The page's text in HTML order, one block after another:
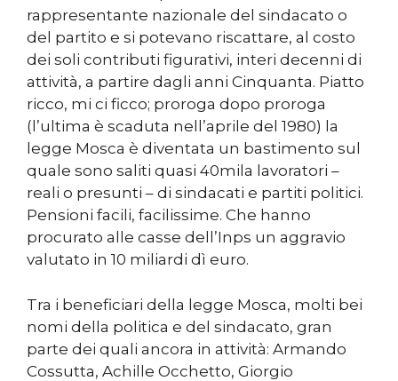
rappresentante nazionale del sindacato o
del partito e si potevano riscattare, al costo
dei soli contributi figurativi, interi decenni di
attività, a partire dagli anni Cinquanta. Piatto
ricco, mi ci ficco; proroga dopo proroga
(l’ultima è scaduta nell’aprile del 1980) la
legge Mosca è diventata un bastimento sul
quale sono saliti quasi 40mila lavoratori –
reali o presunti – di sindacati e partiti politici.
Pensioni facili, facilissime. Che hanno
procurato alle casse dell’Inps un aggravio
valutato in 10 miliardi dì euro.
Tra i beneficiari della legge Mosca, molti bei
nomi della politica e del sindacato, gran
parte dei quali ancora in attività: Armando
Cossutta, Achille Occhetto, Giorgio